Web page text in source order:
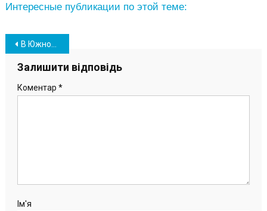
Интересные публикации по этой теме:
Навігація
записів
В Южном завершают строительство еще одной спортивной площадки (фото)
Залишити відповідь
Коментар *
Ім'я